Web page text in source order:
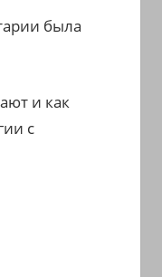
была
и как
с